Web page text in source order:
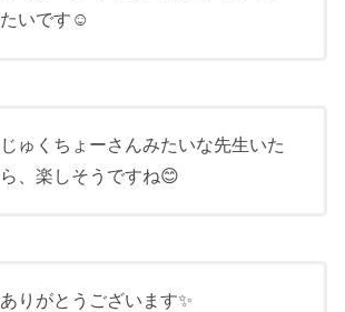
たいです☺️
じゅくちょーさんみたいな先生いた
ら、楽しそうですね😊
ありがとうございます✨